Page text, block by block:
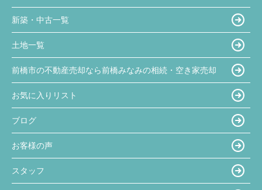
新築・中古一覧
土地一覧
前橋市の不動産売却なら前橋みなみの相続・空き家売却
お気に入りリスト
ブログ
お客様の声
スタッフ